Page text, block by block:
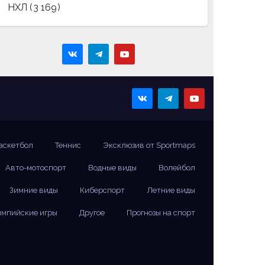
НХЛ (3 169)
Теннис Эксклюзив от Sportmaps
Авто-мотоспорт Водные виды Волейбол
Зимние виды Киберспорт Летние виды
игры Другое Прогнозы на спорт